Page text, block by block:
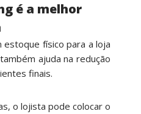
é a melhor
estoque físico para a loja
ajuda na redução
finais.
o lojista pode colocar o